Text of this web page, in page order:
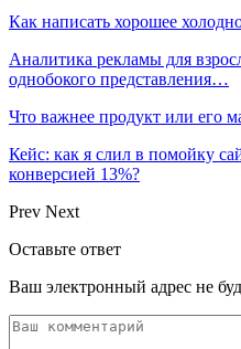
Как написать хорошее
Аналитика рекламы для
однобокого представления…
Что важнее продукт или его
Кейс: как я слил в помойку
конверсией 13%?
Prev Next
Оставьте ответ
Ваш электронный адрес не